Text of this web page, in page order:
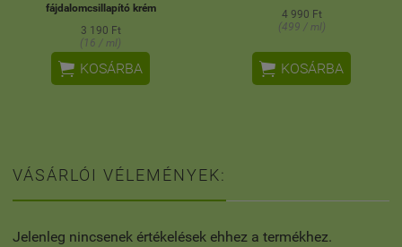
fájdalomcsillapító krém
3 190 Ft
(16 / ml)
 KOSÁRBA
4 990 Ft
(499 / ml)
 KOSÁRBA
VÁSÁRLÓI VÉLEMÉNYEK:
Jelenleg nincsenek értékelések ehhez a termékhez.